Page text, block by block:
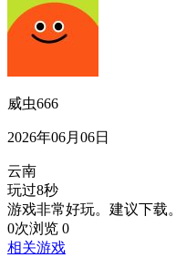
威虫666
2026年06月06日
云南
玩过8秒
游戏非常好玩。建议下载。
0次浏览 0
相关游戏